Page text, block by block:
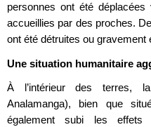
personnes ont été déplacées
accueillies par des proches.
ont été détruites ou gravement
Une situation humanitaire
À l’intérieur des terres, la
Analamanga), bien que
également subi les effets